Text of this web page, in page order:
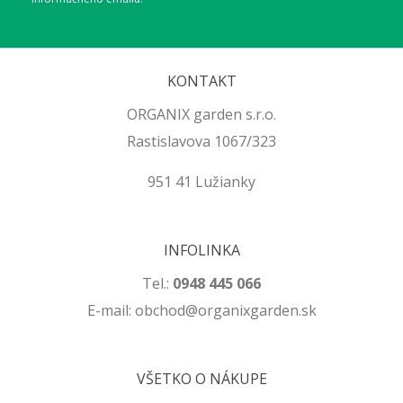
KONTAKT
ORGANIX garden s.r.o.
Rastislavova 1067/323
951 41 Lužianky
INFOLINKA
Tel.: 0948 445 066
E-mail: obchod@organixgarden.sk
VŠETKO O NÁKUPE